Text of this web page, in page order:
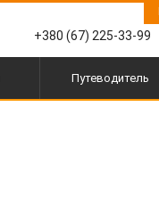
+380 (67) 225-33-99
Путеводитель